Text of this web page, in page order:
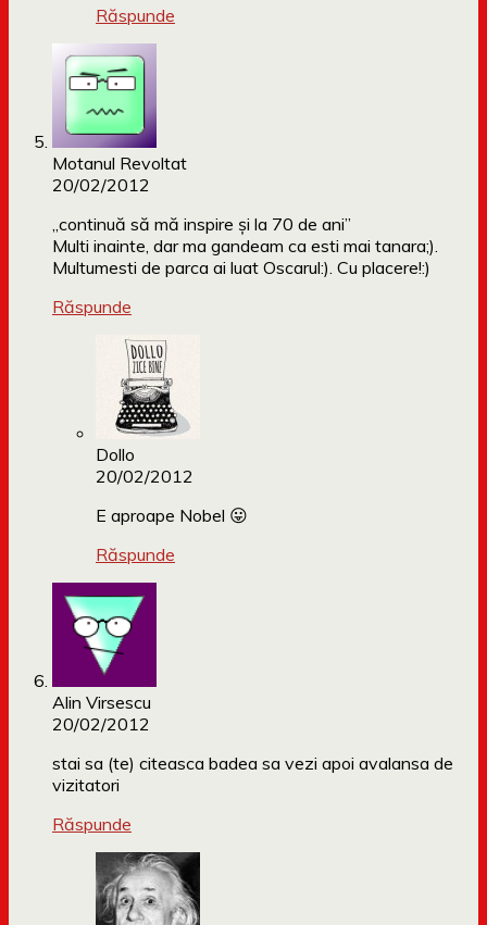
Răspunde
Motanul Revoltat
20/02/2012
„continuă să mă inspire și la 70 de ani”
Multi inainte, dar ma gandeam ca esti mai tanara;).
Multumesti de parca ai luat Oscarul:). Cu placere!:)
Răspunde
Dollo
20/02/2012
E aproape Nobel 😛
Răspunde
Alin Virsescu
20/02/2012
stai sa (te) citeasca badea sa vezi apoi avalansa de
vizitatori
Răspunde